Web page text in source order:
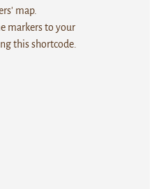
map.
markers to your
this shortcode.